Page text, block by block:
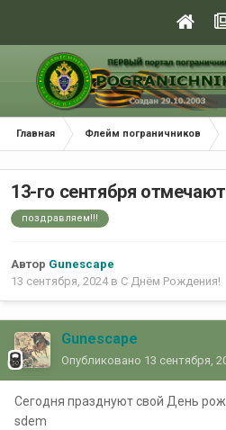
Главная Флейм пограничников
13-го сентября
поздравляем!!!
Автор Gunescape
13 сентября, 2024в С Днём Рождения!
Gunescape
Опубликовано 13 сентября,
Сегодня празднуют свой День
sdem